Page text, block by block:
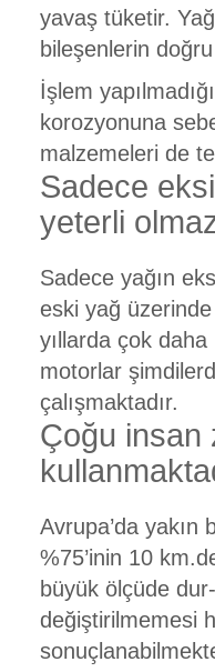
yavaş tüketir.
bileşenlerin
İşlem
korozyonuna
malzemeleri de
Sadece
yeterli
Sadece yağın
eski yağ
yıllarda çok
motorlar
çalışmaktadır.
Çoğu insan
Avrupa’da yakın
%75’inin 10
büyük ölçüde
değiştirilmemesi